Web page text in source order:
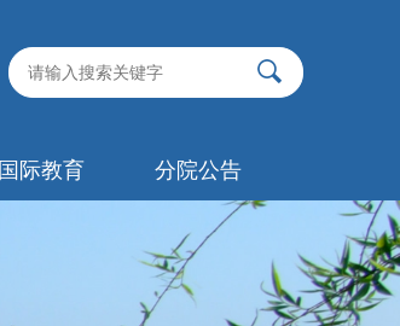
国际教育 分院公告